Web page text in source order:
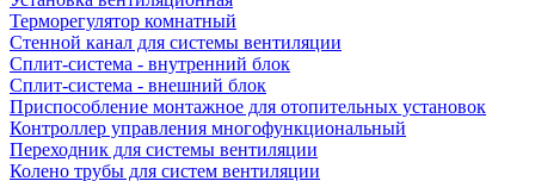
Терморегулятор комнатный
Стенной канал для системы вентиляции
Сплит-система - внутренний блок
Сплит-система - внешний блок
Приспособление монтажное для отопительных установок
Контроллер управления многофункциональный
Переходник для системы вентиляции
Колено трубы для систем вентиляции